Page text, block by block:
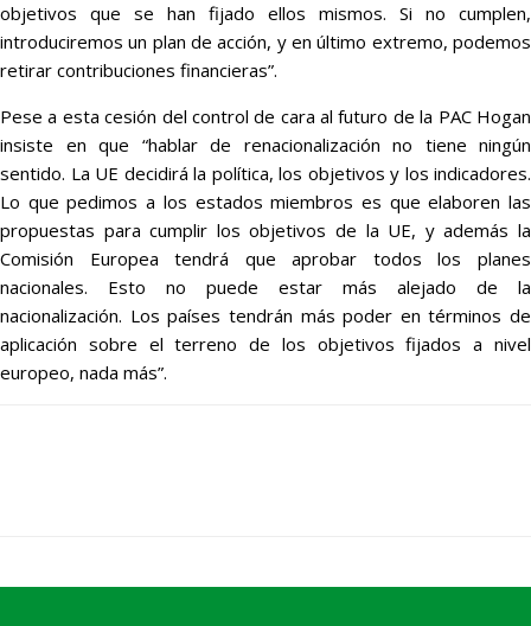
objetivos que se han fijado ellos mismos. Si no cumplen,
introduciremos un plan de acción, y en último extremo, podemos
retirar contribuciones financieras”.
Pese a esta cesión del control de cara al futuro de la PAC Hogan
insiste en que “hablar de renacionalización no tiene ningún
sentido. La UE decidirá la política, los objetivos y los indicadores.
Lo que pedimos a los estados miembros es que elaboren las
propuestas para cumplir los objetivos de la UE, y además la
Comisión Europea tendrá que aprobar todos los planes
nacionales. Esto no puede estar más alejado de la
nacionalización. Los países tendrán más poder en términos de
aplicación sobre el terreno de los objetivos fijados a nivel
europeo, nada más”.